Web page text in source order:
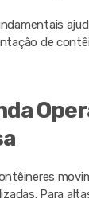
de
Para